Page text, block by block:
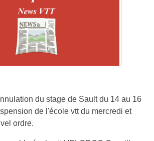
du stage de Sault du 14 au 16
de l'école vtt du mercredi et
ordre.